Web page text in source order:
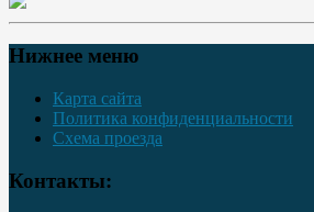
Нижнее меню
Карта сайта
Политика конфиденциальности
Схема проезда
Контакты: